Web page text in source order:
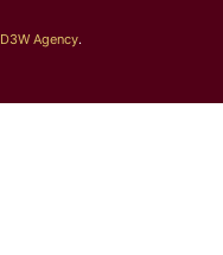
D3W Agency.